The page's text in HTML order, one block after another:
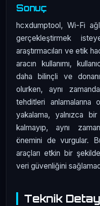
Sonuç
hcxdumptool, Wi-Fi
gerçekleştirmek
araştırmacıları ve etik
aracın kullanımı,
daha bilinçli ve
olurken, aynı
tehditleri anlamalarına
yakalama, yalnızca
kalmayıp, aynı
önemini de vurgular.
araçları etkin bir
veri güvenliğini
Teknik Detay